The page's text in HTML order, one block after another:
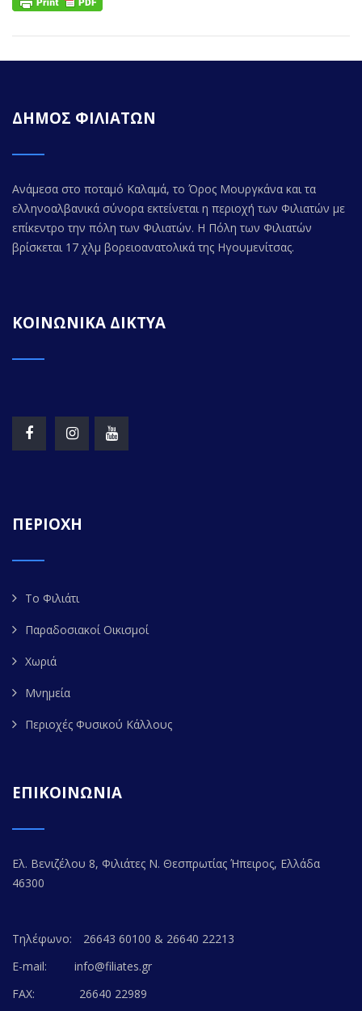
ΔΗΜΟΣ ΦΙΛΙΑΤΩΝ
Ανάμεσα στο ποταμό Καλαμά, το Όρος Μουργκάνα και τα
ελληνοαλβανικά σύνορα εκτείνεται η περιοχή των Φιλιατών με
επίκεντρο την πόλη των Φιλιατών. Η Πόλη των Φιλιατών
βρίσκεται 17 χλμ βορειοανατολικά της Ηγουμενίτσας.
ΚΟΙΝΩΝΙΚΑ ΔΙΚΤΥΑ
ΠΕΡΙΟΧΗ
Το Φιλιάτι
Παραδοσιακοί Οικισμοί
Χωριά
Μνημεία
Περιοχές Φυσικού Κάλλους
ΕΠΙΚΟΙΝΩΝΙΑ
Ελ. Βενιζέλου 8, Φιλιάτες Ν. Θεσπρωτίας Ήπειρος, Ελλάδα
46300
Τηλέφωνο:
26643 60100 & 26640 22213
E-mail:
info@filiates.gr
FAX:
26640 22989